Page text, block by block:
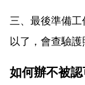
三、最後準備
以了，會查驗護
如何辦不被